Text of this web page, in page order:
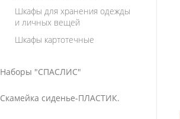
Шкафы для хранения одежды
и личных вещей
Шкафы картотечные
Наборы "СПАСЛИС"
Скамейка сиденье-ПЛАСТИК.